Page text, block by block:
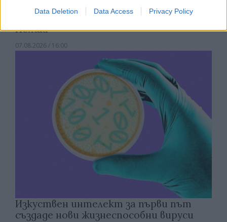
Data Deletion Data Access Privacy Policy
Древен храм на почти 900 години
откриха под кафене за сладолед в
Полша
07.08.2026 / 16:00
Изкуствен интелект за първи път
създаде нови жизнеспособни вируси